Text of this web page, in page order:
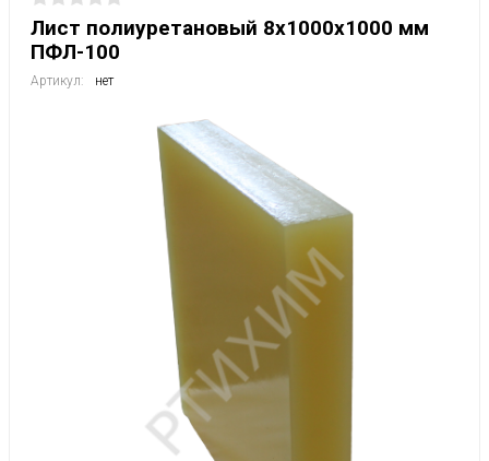
Лист полиуретановый 8х1000х1000 мм
ПФЛ-100
Артикул: нет